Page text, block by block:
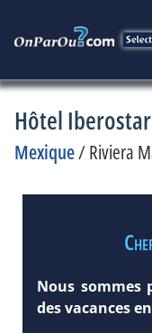
Hôtel
Mexique/Riviera
Nous sommes
des vacances